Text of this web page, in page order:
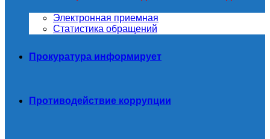
Электронная приемная
Статистика обращений
Прокуратура информирует
Противодействие коррупции